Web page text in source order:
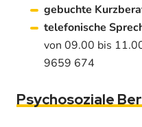
gebuchte
telefonische
von 09.00 bis
9659 674
Psychosoziale